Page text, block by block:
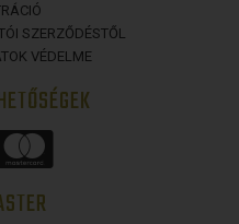
SZERZŐDÉSTŐL
VÉDELME